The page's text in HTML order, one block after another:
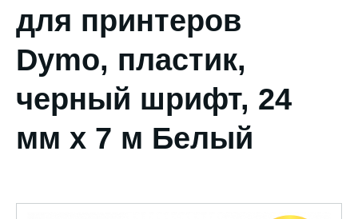
для принтеров
Dymo, пластик,
черный шрифт, 24
мм х 7 м Белый